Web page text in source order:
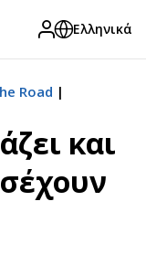
Ελληνικά
Road
και